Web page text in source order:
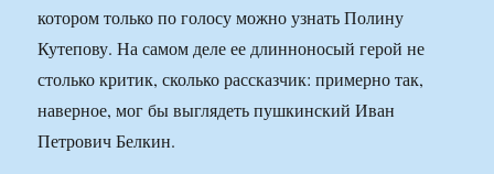
котором только по голосу можно узнать Полину
Кутепову. На самом деле ее длинноносый герой не
столько критик, сколько рассказчик: примерно так,
наверное, мог бы выглядеть пушкинский Иван
Петрович Белкин.